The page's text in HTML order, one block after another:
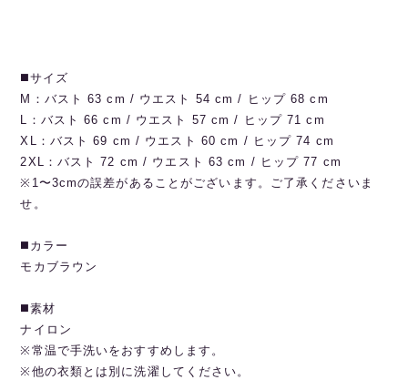
◼️サイズ
M：バスト 63 cm / ウエスト 54 cm / ヒップ 68 cm
L：バスト 66 cm / ウエスト 57 cm / ヒップ 71 cm
XL：バスト 69 cm / ウエスト 60 cm / ヒップ 74 cm
2XL：バスト 72 cm / ウエスト 63 cm / ヒップ 77 cm
※1〜3cmの誤差があることがございます。ご了承くださいま
せ。
◼️カラー
モカブラウン
◼️素材
ナイロン
※常温で手洗いをおすすめします。
※他の衣類とは別に洗濯してください。